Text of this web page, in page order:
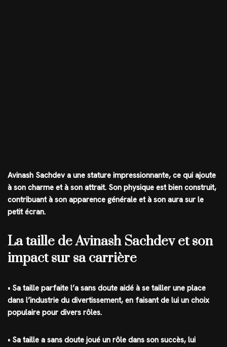
Avinash Sachdev a une stature impressionnante, ce qui ajoute
à son charme et à son attrait. Son physique est bien construit,
contribuant à son apparence générale et à son aura sur le
petit écran.
La taille de Avinash Sachdev et son
impact sur sa carrière
• Sa taille parfaite l’a sans doute aidé à se tailler une place
dans l’industrie du divertissement, en faisant de lui un choix
populaire pour divers rôles.
• Sa taille a sans doute joué un rôle dans son succès, lui